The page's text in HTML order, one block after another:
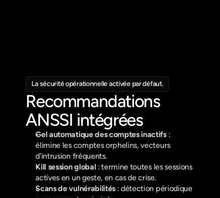
La sécurité opérationnelle activée par défaut.
Recommandations
ANSSI intégrées
Gel automatique des comptes inactifs :
élimine les comptes orphelins, vecteurs
d'intrusion fréquents.
Kill session global : termine toutes les sessions
actives en un geste, en cas de crise.
Scans de vulnérabilités : détection périodique